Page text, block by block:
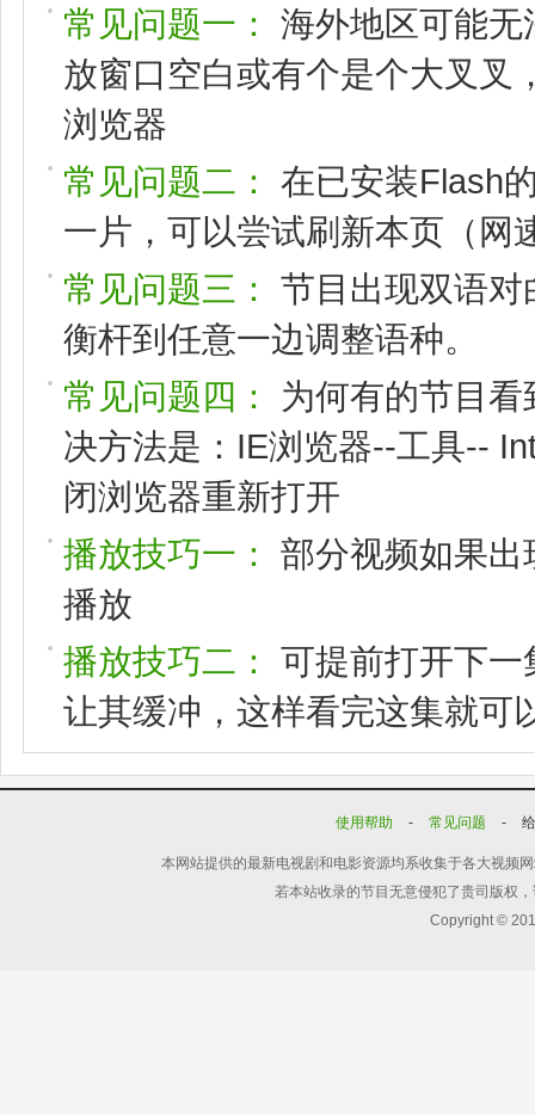
常见问题一：
海外地区可能
放窗口空白或有个是个大叉叉
浏览器
常见问题二：
在已安装Flash
一片，可以尝试刷新本页（网
常见问题三：
节目出现双语
衡杆到任意一边调整语种。
常见问题四：
为何有的节目
决方法是：IE浏览器--工具--
闭浏览器重新打开
播放技巧一：
部分视频如果
播放
播放技巧二：
可提前打开下
让其缓冲，这样看完这集就可
使用帮助 - 常见问题 -
本网站提供的最新电视剧和电影资源均系收集于各大视频
若本站收录的节目无意侵犯了贵司版权
Copyright ©